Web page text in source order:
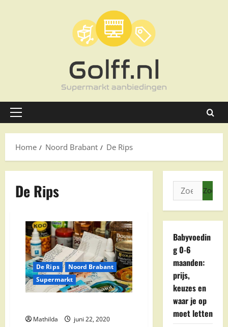
Primair
Home
Noord Brabant De Rips
De Rips
De Rips
Noord Brabant
Supermarkt
Mathilda juni 22, 2020
Zoeken
naar:
Babyvoedin
g 0-6
maanden:
prijs,
keuzes en
waar je op
moet letten